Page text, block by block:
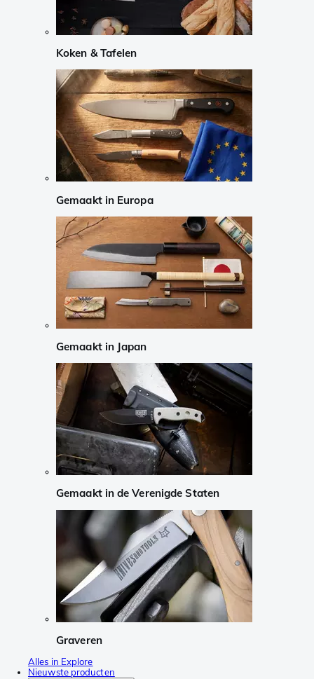
Koken & Tafelen
Gemaakt in Europa
Gemaakt in Japan
Gemaakt in de Verenigde Staten
Graveren
Alles in Explore
Nieuwste producten